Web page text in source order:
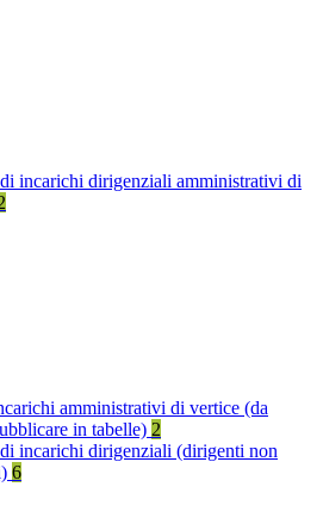
incarichi dirigenziali amministrativi di
amministrativi di vertice (da
in tabelle) 2
incarichi dirigenziali (dirigenti non
6